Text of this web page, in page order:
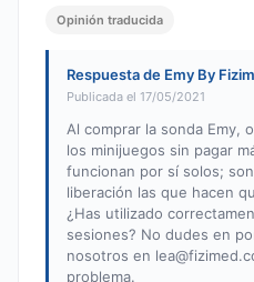
Opinión traducida
Respuesta de Emy By
Publicada el 17/05/2021
Al comprar la sonda Emy,
los minijuegos sin pagar
funcionan por sí solos;
liberación las que hacen
¿Has utilizado
sesiones? No dudes en
nosotros en
problema.